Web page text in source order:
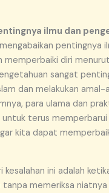
ilmu dan
pentingnya
memperbaiki diri
sangat
dan melakukan amal-
para ulama dan
terus memperbarui
kita dapat
ini adalah
tanpa memeriksa